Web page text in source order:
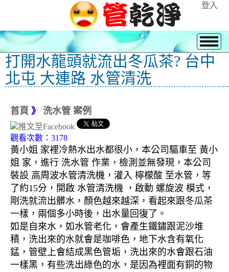
登入
打開水龍頭就流出冬瓜茶? 台中
北屯 大連路 水管清洗
首頁 》 洗水管 案例
觀看次數：3178
黃小姐 家裡冷熱水出水都很小，本公司驅車至 黃小
姐 家，進行 洗水管 作業，檢測並無發現，本公司
裝設 高周波水管清洗機，灌入 檸檬酸 至水管，等
了約15分，開啟 水管清洗機 ，啟動 螺旋波 模式，
剛洗就流出髒水，顏色越來越深，看起來跟冬瓜茶
一樣，兩個多小時後，出水量回復了。
如是自來水，如水管老化，會產生鐵鏽跟泥沙堆
積，洗出來的水就會是咖啡色，地下水含有氧化
錳，管壁上會結成黑色管垢，洗出來的水會跟石油
一樣黑，有些洗出綠色的水，是因為裡面有銅的物